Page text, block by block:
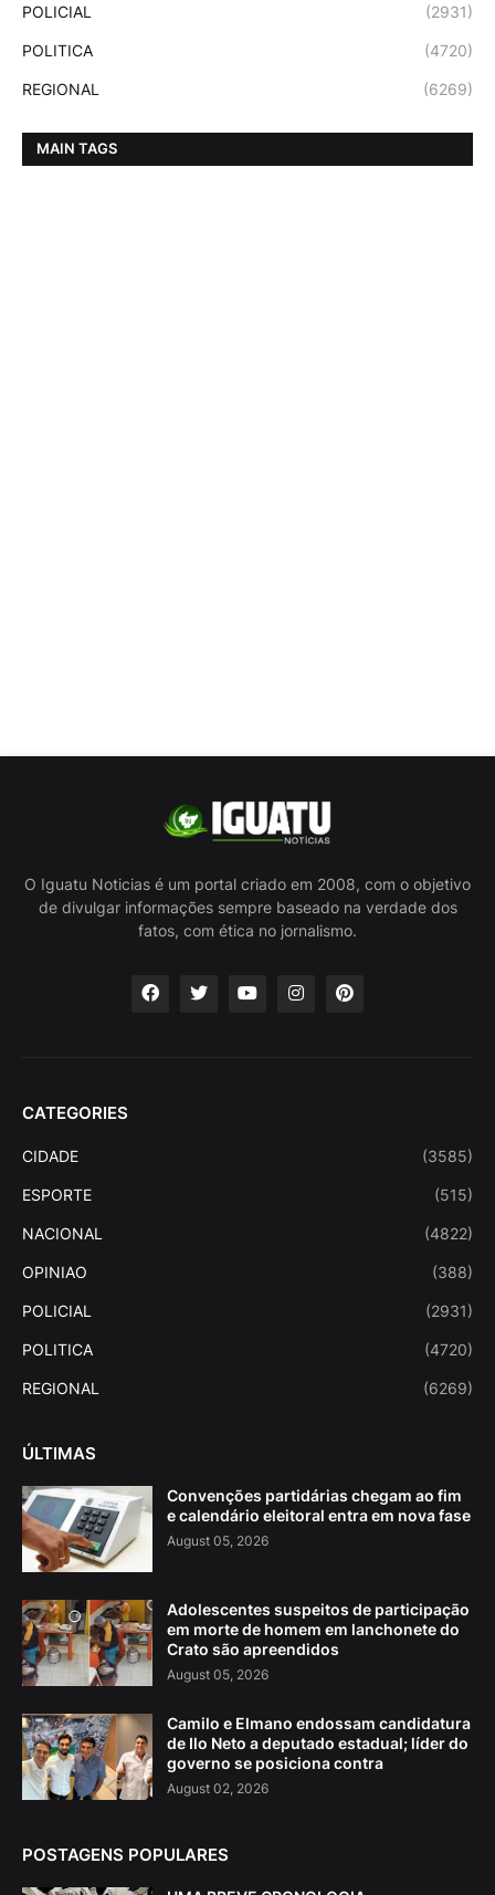
POLICIAL (2931)
POLITICA (4720)
REGIONAL (6269)
MAIN TAGS
O Iguatu Noticias é um portal criado em 2008, com o objetivo
de divulgar informações sempre baseado na verdade dos
fatos, com ética no jornalismo.
CATEGORIES
CIDADE (3585)
ESPORTE (515)
NACIONAL (4822)
OPINIAO (388)
POLICIAL (2931)
POLITICA (4720)
REGIONAL (6269)
ÚLTIMAS
Convenções partidárias chegam ao fim
e calendário eleitoral entra em nova fase
August 05, 2026
Adolescentes suspeitos de participação
em morte de homem em lanchonete do
Crato são apreendidos
August 05, 2026
Camilo e Elmano endossam candidatura
de Ilo Neto a deputado estadual; líder do
governo se posiciona contra
August 02, 2026
POSTAGENS POPULARES